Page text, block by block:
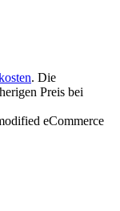
. Die
Preis bei
eCommerce